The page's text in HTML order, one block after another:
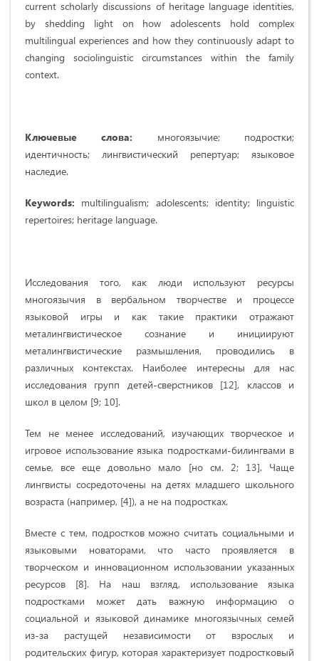
current scholarly discussions of heritage language identities,
by shedding light on how adolescents hold complex
multilingual experiences and how they continuously adapt to
changing sociolinguistic circumstances within the family
context.
Ключевые слова: многоязычие; подростки;
идентичность; лингвистический репертуар; языковое
наследие.
Keywords: multilingualism; adolescents; identity; linguistic
repertoires; heritage language.
Исследования того, как люди используют ресурсы
многоязычия в вербальном творчестве и процессе
языковой игры и как такие практики отражают
металингвистическое сознание и инициируют
металингвистические размышления, проводились в
различных контекстах. Наиболее интересны для нас
исследования групп детей-сверстников [12], классов и
школ в целом [9; 10].
Тем не менее исследований, изучающих творческое и
игровое использование языка подростками-билингвами в
семье, все еще довольно мало [но см. 2; 13]. Чаще
лингвисты сосредоточены на детях младшего школьного
возраста (например, [4]), а не на подростках.
Вместе с тем, подростков можно считать социальными и
языковыми новаторами, что часто проявляется в
творческом и инновационном использовании указанных
ресурсов [8]. На наш взгляд, использование языка
подростками может дать важную информацию о
социальной и языковой динамике многоязычных семей
из-за растущей независимости от взрослых и
родительских фигур, которая характеризует подростковый